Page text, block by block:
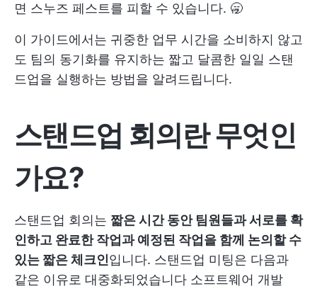
면 스누즈 페스트를 피할 수 있습니다. 🥱
이 가이드에서는 귀중한 업무 시간을 소비하지 않고
도 팀의 동기화를 유지하는 짧고 달콤한 일일 스탠
드업을 실행하는 방법을 알려드립니다.
스탠드업 회의란 무엇인
가요?
스탠드업 회의는 짧은 시간 동안 팀원들과 서로를 확
인하고 완료한 작업과 예정된 작업을 함께 논의할 수
있는 짧은 체크인입니다. 스탠드업 미팅은 다음과
같은 이유로 대중화되었습니다 소프트웨어 개발